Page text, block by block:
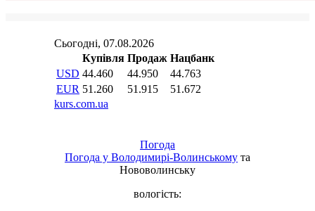
Погода
Погода у Володимирі-Волинському та
Нововолинську
вологість: